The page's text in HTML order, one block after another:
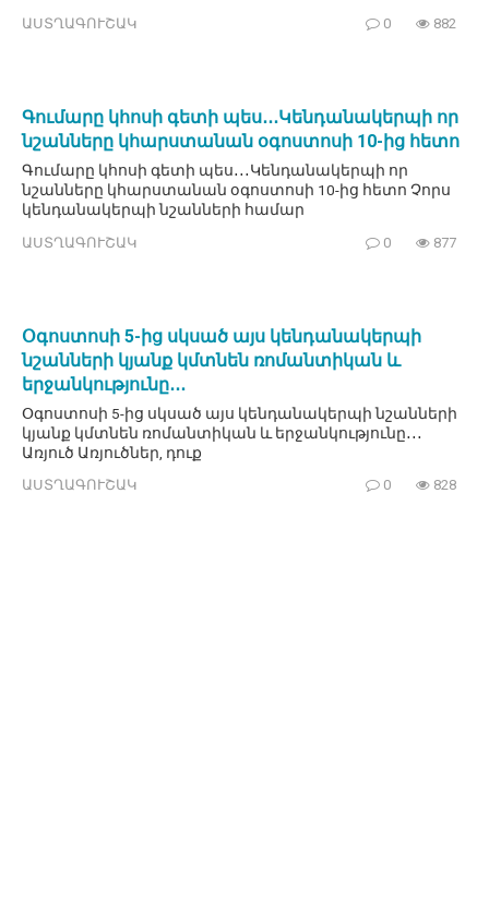
ԱՍՏՂԱԳՈՒՇԱԿ 0 882
Գումարը կհոսի գետի պես․․․Կենդանակերպի որ
նշանները կհարստանան օգոստոսի 10-ից հետո
Գումարը կհոսի գետի պես․․․Կենդանակերպի որ
նշանները կհարստանան օգոստոսի 10-ից հետո Չորս
կենդանակերպի նշանների համար
ԱՍՏՂԱԳՈՒՇԱԿ 0 877
Օգոստոսի 5-ից սկսած այս կենդանակերպի
նշանների կյանք կմտնեն ռոմանտիկան և
երջանկությունը․․․
Օգոստոսի 5-ից սկսած այս կենդանակերպի նշանների
կյանք կմտնեն ռոմանտիկան և երջանկությունը․․․
Առյուծ Առյուծներ, դուք
ԱՍՏՂԱԳՈՒՇԱԿ 0 828